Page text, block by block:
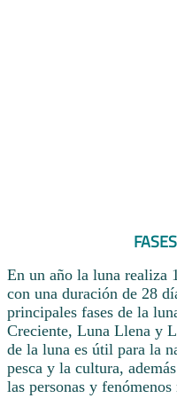
En un año la luna realiza
con una duración de 28
principales fases de la
Creciente, Luna Llena y
de la luna es útil para la
pesca y la cultura,
las personas y